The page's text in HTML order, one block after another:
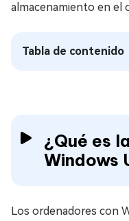
almacenamiento en el
Tabla de contenido
¿Qué es
Windows
Los ordenadores con